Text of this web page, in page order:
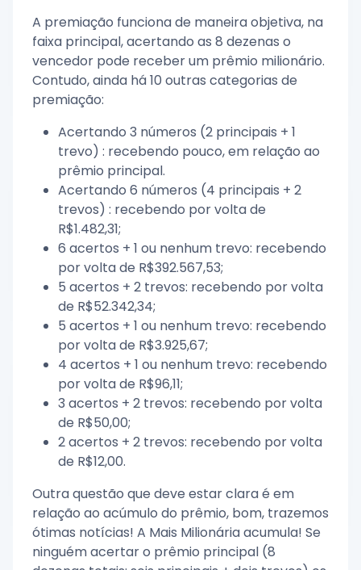
A premiação funciona de maneira objetiva, na
faixa principal, acertando as 8 dezenas o
vencedor pode receber um prêmio milionário.
Contudo, ainda há 10 outras categorias de
premiação:
Acertando 3 números (2 principais + 1
trevo) : recebendo pouco, em relação ao
prêmio principal.
Acertando 6 números (4 principais + 2
trevos) : recebendo por volta de
R$1.482,31;
6 acertos + 1 ou nenhum trevo: recebendo
por volta de R$392.567,53;
5 acertos + 2 trevos: recebendo por volta
de R$52.342,34;
5 acertos + 1 ou nenhum trevo: recebendo
por volta de R$3.925,67;
4 acertos + 1 ou nenhum trevo: recebendo
por volta de R$96,11;
3 acertos + 2 trevos: recebendo por volta
de R$50,00;
2 acertos + 2 trevos: recebendo por volta
de R$12,00.
Outra questão que deve estar clara é em
relação ao acúmulo do prêmio, bom, trazemos
ótimas notícias! A Mais Milionária acumula! Se
ninguém acertar o prêmio principal (8